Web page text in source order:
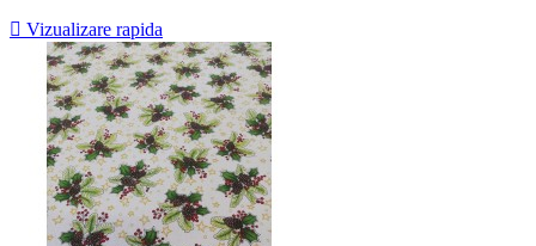
 Vizualizare rapida